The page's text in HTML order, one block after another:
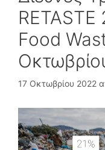
Food
17 Οκτωβρίου 2022